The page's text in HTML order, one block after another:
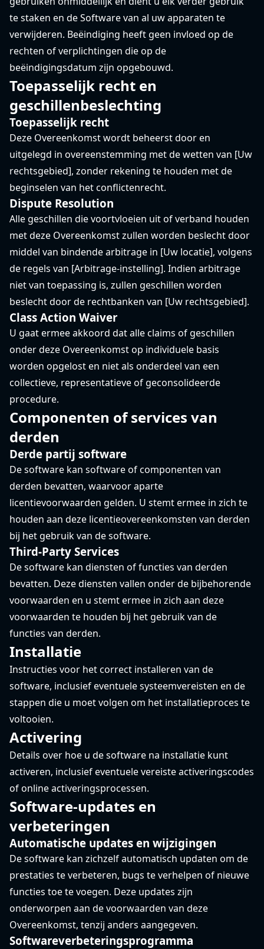
te staken en de Software van al uw apparaten te
verwijderen. Beëindiging heeft geen invloed op de
rechten of verplichtingen die op de
beëindigingsdatum zijn opgebouwd.
Toepasselijk recht en
geschillenbeslechting
Toepasselijk recht
Deze Overeenkomst wordt beheerst door en
uitgelegd in overeenstemming met de wetten van [Uw
rechtsgebied], zonder rekening te houden met de
beginselen van het conflictenrecht.
Dispute Resolution
Alle geschillen die voortvloeien uit of verband houden
met deze Overeenkomst zullen worden beslecht door
middel van bindende arbitrage in [Uw locatie], volgens
de regels van [Arbitrage-instelling]. Indien arbitrage
niet van toepassing is, zullen geschillen worden
beslecht door de rechtbanken van [Uw rechtsgebied].
Class Action Waiver
U gaat ermee akkoord dat alle claims of geschillen
onder deze Overeenkomst op individuele basis
worden opgelost en niet als onderdeel van een
collectieve, representatieve of geconsolideerde
procedure.
Componenten of services van
derden
Derde partij software
De software kan software of componenten van
derden bevatten, waarvoor aparte
licentievoorwaarden gelden. U stemt ermee in zich te
houden aan deze licentieovereenkomsten van derden
bij het gebruik van de software.
Third-Party Services
De software kan diensten of functies van derden
bevatten. Deze diensten vallen onder de bijbehorende
voorwaarden en u stemt ermee in zich aan deze
voorwaarden te houden bij het gebruik van de
functies van derden.
Installatie
Instructies voor het correct installeren van de
software, inclusief eventuele systeemvereisten en de
stappen die u moet volgen om het installatieproces te
voltooien.
Activering
Details over hoe u de software na installatie kunt
activeren, inclusief eventuele vereiste activeringscodes
of online activeringsprocessen.
Software-updates en
verbeteringen
Automatische updates en wijzigingen
De software kan zichzelf automatisch updaten om de
prestaties te verbeteren, bugs te verhelpen of nieuwe
functies toe te voegen. Deze updates zijn
onderworpen aan de voorwaarden van deze
Overeenkomst, tenzij anders aangegeven.
Softwareverbeteringsprogramma